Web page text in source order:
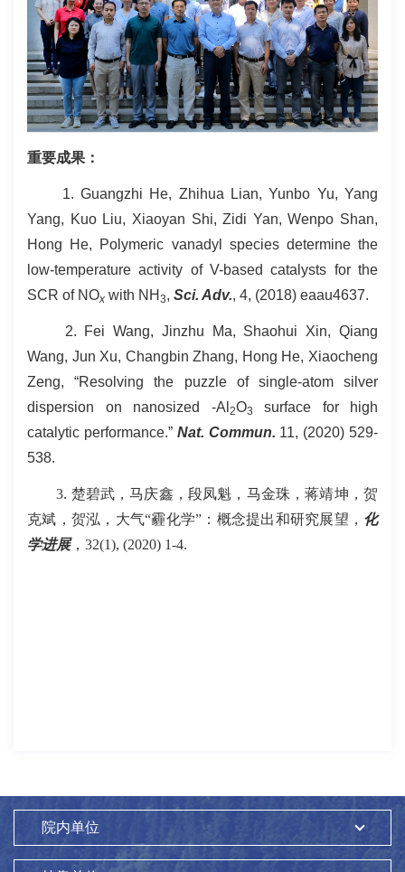
重要成果：
1. Guangzhi He, Zhihua Lian, Yunbo Yu, Yang
Yang, Kuo Liu, Xiaoyan Shi, Zidi Yan, Wenpo Shan,
Hong He, Polymeric vanadyl species determine the
low-temperature activity of V-based catalysts for the
SCR of NOx with NH 3, Sci. Adv., 4, (2018) eaau4637.
2. Fei Wang, Jinzhu Ma, Shaohui Xin, Qiang
Wang, Jun Xu, Changbin Zhang, Hong He, Xiaocheng
Zeng, “Resolving the puzzle of single-atom silver
dispersion on nanosized -Al 2O3
surface for high
catalytic performance.” Nat. Commun. 11, (2020) 529-
538.
3. 楚碧武，马庆鑫，段凤魁，马金珠，蒋靖坤，贺
克斌，贺泓，大气“霾化学”：概念提出和研究展望， 化
学进展，32(1), (2020) 1-4.
院内单位